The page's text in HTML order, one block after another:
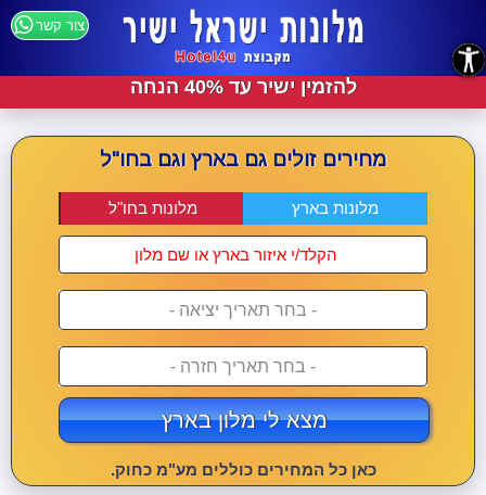
להזמין ישיר עד 40% הנחה
צור קשר
מחירים זולים גם בארץ וגם בחו"ל
מלונות בחו"ל מלונות בארץ
- בחר תאריך יציאה -
- בחר תאריך חזרה -
מצא לי מלון בארץ
כאן כל המחירים כוללים מע"מ כחוק.
נגישות